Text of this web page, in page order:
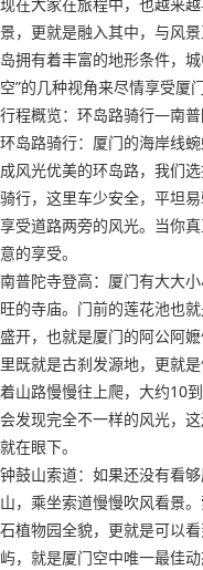
景，更就是融入其中，与风
岛拥有着丰富的地形条件，
空”的几种视角来尽情享受厦
行程概览：环岛路骑行—南
环岛路骑行：厦门的海岸线
成风光优美的环岛路，我们
骑行，这里车少安全，平坦
享受道路两旁的风光。当你
意的享受。
南普陀寺登高：厦门有大大
旺的寺庙。门前的莲花池也
盛开，也就是厦门的阿公阿
里既就是古刹发源地，更就
着山路慢慢往上爬，大约10
会发现完全不一样的风光，
就在眼下。
钟鼓山索道：如果还没有看
山，乘坐索道慢慢吹风看景
石植物园全貌，更就是可以
屿，就是厦门空中唯一最佳